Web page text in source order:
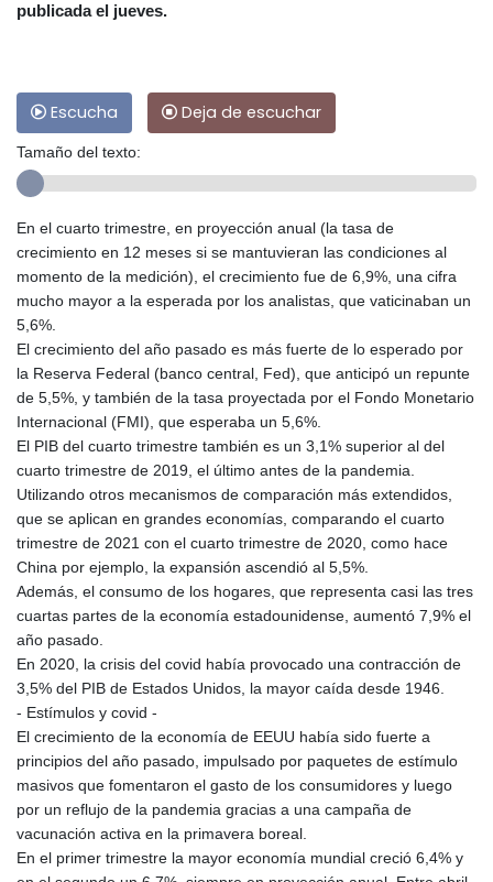
publicada el jueves.
Escucha Deja de escuchar
Tamaño del texto:
En el cuarto trimestre, en proyección anual (la tasa de
crecimiento en 12 meses si se mantuvieran las condiciones al
momento de la medición), el crecimiento fue de 6,9%, una cifra
mucho mayor a la esperada por los analistas, que vaticinaban un
5,6%.
El crecimiento del año pasado es más fuerte de lo esperado por
la Reserva Federal (banco central, Fed), que anticipó un repunte
de 5,5%, y también de la tasa proyectada por el Fondo Monetario
Internacional (FMI), que esperaba un 5,6%.
El PIB del cuarto trimestre también es un 3,1% superior al del
cuarto trimestre de 2019, el último antes de la pandemia.
Utilizando otros mecanismos de comparación más extendidos,
que se aplican en grandes economías, comparando el cuarto
trimestre de 2021 con el cuarto trimestre de 2020, como hace
China por ejemplo, la expansión ascendió al 5,5%.
Además, el consumo de los hogares, que representa casi las tres
cuartas partes de la economía estadounidense, aumentó 7,9% el
año pasado.
En 2020, la crisis del covid había provocado una contracción de
3,5% del PIB de Estados Unidos, la mayor caída desde 1946.
- Estímulos y covid -
El crecimiento de la economía de EEUU había sido fuerte a
principios del año pasado, impulsado por paquetes de estímulo
masivos que fomentaron el gasto de los consumidores y luego
por un reflujo de la pandemia gracias a una campaña de
vacunación activa en la primavera boreal.
En el primer trimestre la mayor economía mundial creció 6,4% y